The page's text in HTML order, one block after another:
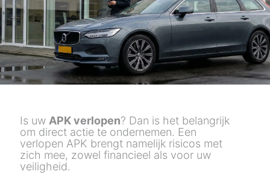
Is uw APK verlopen? Dan is het belangrijk
om direct actie te ondernemen. Een
verlopen APK brengt namelijk risicos met
zich mee, zowel financieel als voor uw
veiligheid.